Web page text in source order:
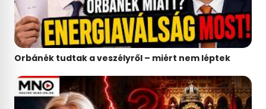
Orbánék tudtak a veszélyről – miért nem léptek